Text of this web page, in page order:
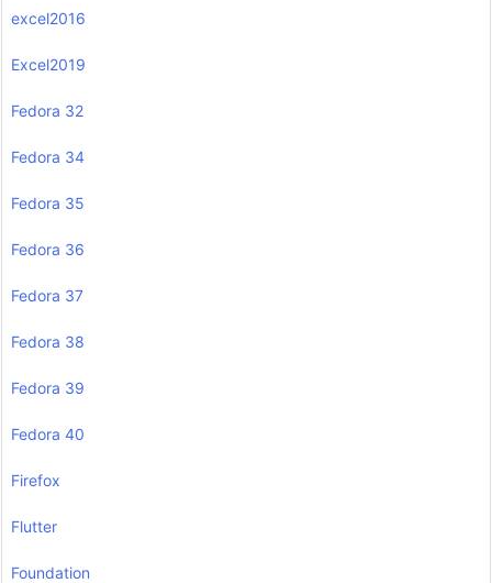
excel2016
Excel2019
Fedora 32
Fedora 34
Fedora 35
Fedora 36
Fedora 37
Fedora 38
Fedora 39
Fedora 40
Firefox
Flutter
Foundation